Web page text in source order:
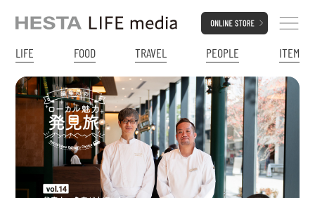
LIFE FOOD TRAVEL PEOPLE ITEM